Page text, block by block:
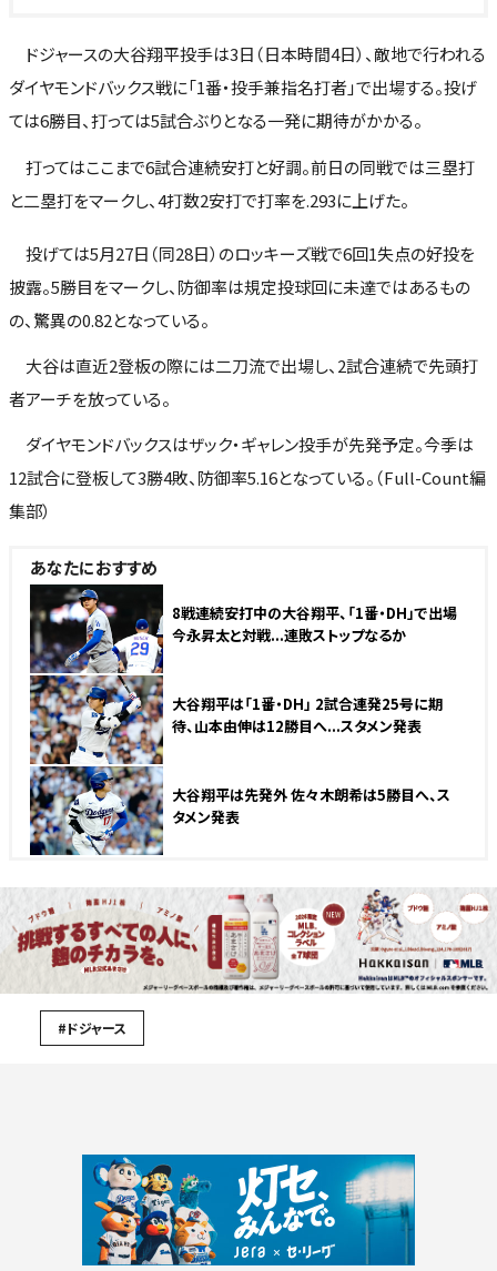
ドジャースの大谷翔平投手は3日（日本時間4日）、敵地で行われる
ダイヤモンドバックス戦に「1番・投手兼指名打者」で出場する。投げ
ては6勝目、打っては5試合ぶりとなる一発に期待がかかる。
打ってはここまで6試合連続安打と好調。前日の同戦では三塁打
と二塁打をマークし、4打数2安打で打率を.293に上げた。
投げては5月27日（同28日）のロッキーズ戦で6回1失点の好投を
披露。5勝目をマークし、防御率は規定投球回に未達ではあるもの
の、驚異の0.82となっている。
大谷は直近2登板の際には二刀流で出場し、2試合連続で先頭打
者アーチを放っている。
ダイヤモンドバックスはザック・ギャレン投手が先発予定。今季は
12試合に登板して3勝4敗、防御率5.16となっている。（Full-Count編
集部）
あなたにおすすめ
8戦連続安打中の大谷翔平、「1番・DH」で出場
今永昇太と対戦...連敗ストップなるか
大谷翔平は「1番・DH」 2試合連発25号に期
待、山本由伸は12勝目へ...スタメン発表
大谷翔平は先発外 佐々木朗希は5勝目へ、ス
タメン発表
#ドジャース